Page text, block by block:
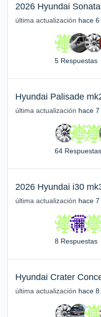
2026 Hyundai
última actualización hace
5 Respuestas
Hyundai Palisade
última actualización hace
64 Respuestas
2026 Hyundai i30
última actualización hace
8 Respuestas
Hyundai Crater
última actualización hace